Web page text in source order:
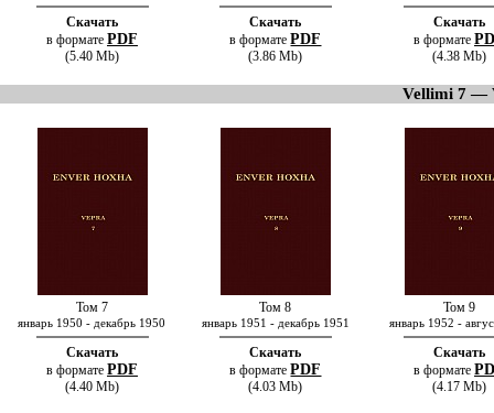
Скачать
в формате PDF
(5.40 Mb)
Скачать
в форматеPDF
(3.86 Mb)
Скачать
в формате
(4.38 Mb)
Vellimi 7 —
Том 7
январь 1950 - декабрь 1950
Том 8
январь 1951 - декабрь 1951
Том 9
январь 1952 -
Скачать
в формате PDF
(4.40 Mb)
Скачать
в форматеPDF
(4.03 Mb)
Скачать
в формате
(4.17 Mb)